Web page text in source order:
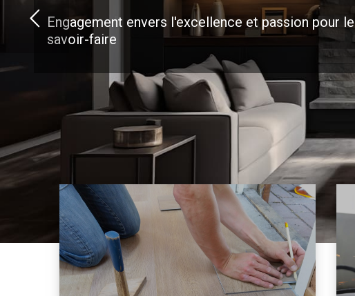
Engagement envers l'excellence et passion pour le
savoir-faire